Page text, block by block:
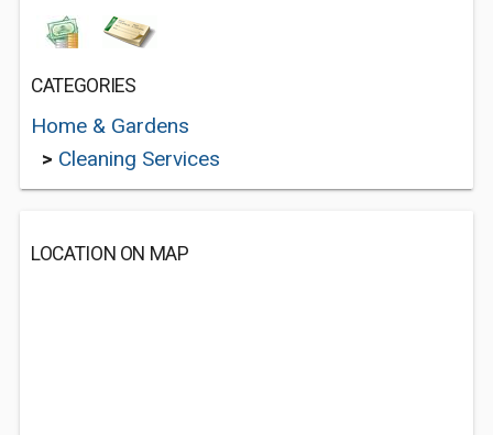
CATEGORIES
Home & Gardens
> Cleaning Services
LOCATION ON MAP